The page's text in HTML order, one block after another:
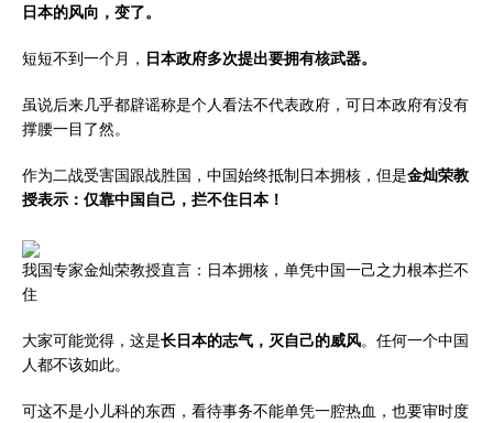
日本的风向，变了。
短短不到一个月， 日本政府多次提出要拥有核武器。
虽说后来几乎都辟谣称是个人看法不代表政府，可日本政府有没有
撑腰一目了然。
作为二战受害国跟战胜国，中国始终抵制日本拥核，但是金灿荣教
授表示：仅靠中国自己，拦不住日本！
我国专家金灿荣教授直言：日本拥核，单凭中国一己之力根本拦不
住
大家可能觉得，这是长日本的志气，灭自己的威风。任何一个中国
人都不该如此。
可这不是小儿科的东西，看待事务不能单凭一腔热血，也要审时度